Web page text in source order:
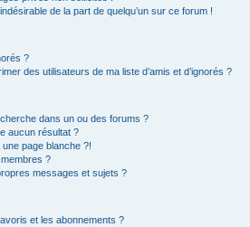
de la part de quelqu’un sur ce forum !
?
des utilisateurs de ma liste d’amis et d’ignorés ?
dans un ou des forums ?
aucun résultat ?
page blanche ?!
?
messages et sujets ?
et les abonnements ?